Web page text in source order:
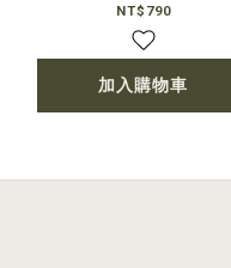
NT$790
加入購物車